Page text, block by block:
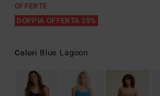
OFFERTE
DOPPIA OFFERTA 25%
Colori Blue Lagoon